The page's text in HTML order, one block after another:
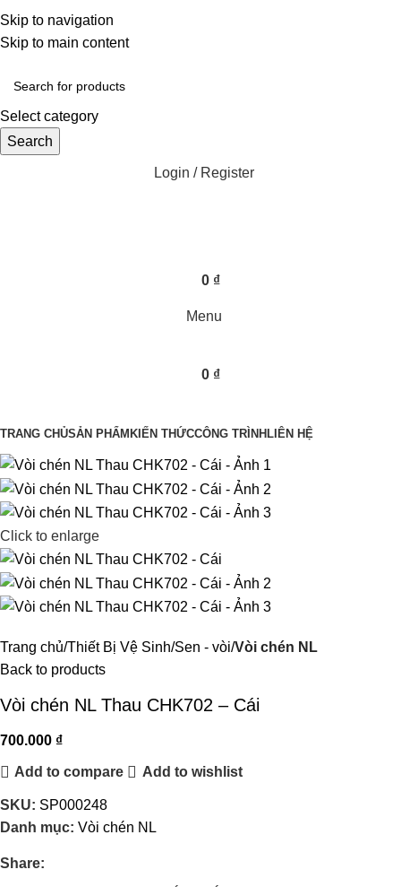
Skip to navigation
Skip to main content
Một uy tín - triệu niềm tin
Hotline : 0346394639 - 0973332499
Select category
Search
Login / Register
0 ₫
Menu
0 ₫
TRANG CHỦSẢN PHẨM KIẾN THỨCCÔNG TRÌNH LIÊN HỆ
Click to enlarge
Trang chủ Thiết Bị Vệ Sinh Sen - vòi Vòi chén NL
Back to products
Vòi chén NL Thau CHK702 – Cái
700.000 ₫
Add to compare Add to wishlist
SKU: SP000248
Danh mục: Vòi chén NL
Share: